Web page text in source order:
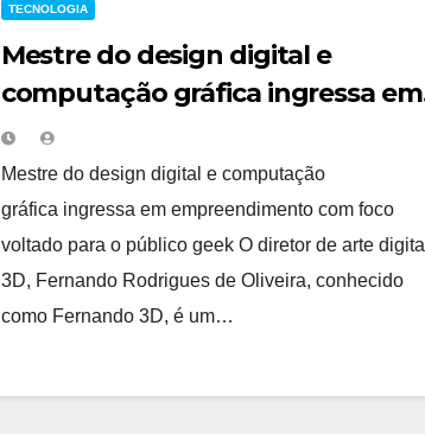
TECNOLOGIA
Mestre do design digital e
computação gráfica ingressa em
empreendimento para o público
geek
Mestre do design digital e computação
gráfica ingressa em empreendimento com foco
voltado para o público geek O diretor de arte digital
3D, Fernando Rodrigues de Oliveira, conhecido
como Fernando 3D, é um…